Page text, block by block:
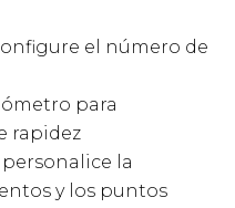
el número de
para
rapidez
la
y los puntos